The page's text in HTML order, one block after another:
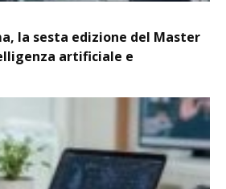
la sesta edizione del Master
artificiale e